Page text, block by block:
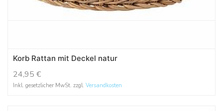
Korb Rattan mit Deckel natur
24,95 €
Inkl. gesetzlicher MwSt. zzgl. Versandkosten